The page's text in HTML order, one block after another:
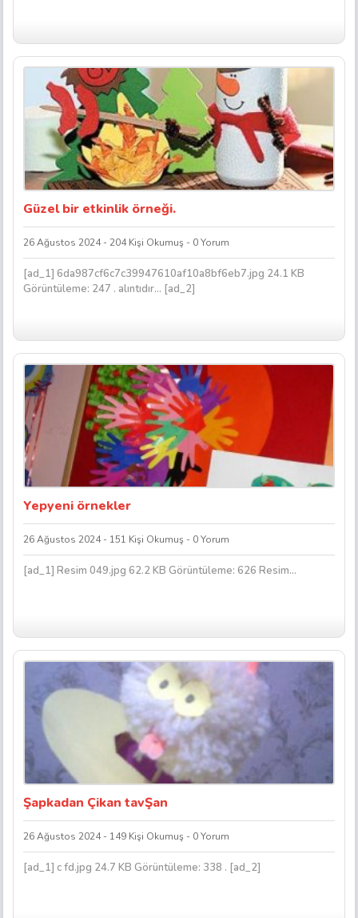
Güzel bir etkinlik örneği.
26 Ağustos 2024 - 204 Kişi Okumuş - 0 Yorum
[ad_1] 6da987cf6c7c39947610af10a8bf6eb7.jpg 24.1 KB
Görüntüleme: 247 . alıntıdır… [ad_2]
Yepyeni örnekler
26 Ağustos 2024 - 151 Kişi Okumuş - 0 Yorum
[ad_1] Resim 049.jpg 62.2 KB Görüntüleme: 626 Resim...
Şapkadan Çikan tavŞan
26 Ağustos 2024 - 149 Kişi Okumuş - 0 Yorum
[ad_1] c fd.jpg 24.7 KB Görüntüleme: 338 . [ad_2]